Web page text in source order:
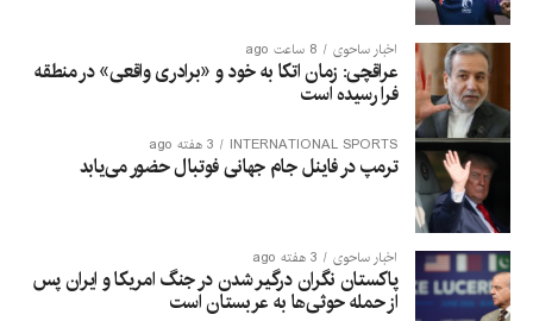
اخبار ساحوی 8 ساعت ago
عراقچی: زمان اتکا به خود و «برادری واقعی» در منطقه
فرا رسیده است
INTERNATIONAL SPORTS 3 هفته ago
ترمپ در فاینل جام جهانی فوتبال حضور می‌یابد
اخبار ساحوی 3 هفته ago
پاکستان نگران درگیر شدن در جنگ امریکا و ایران پس
از حمله حوثی‌ها به عربستان است